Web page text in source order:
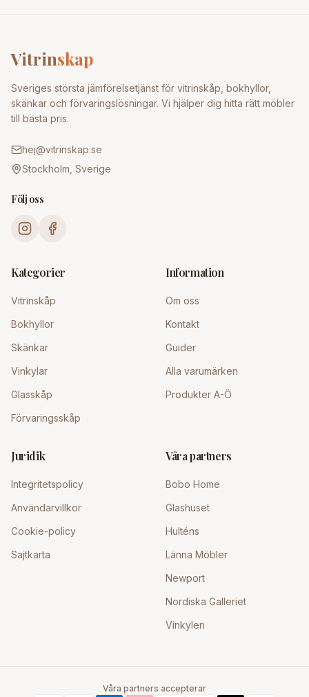
Vitrinskap
Sveriges största jämförelsetjänst för vitrinskåp, bokhyllor,
skänkar och förvaringslösningar. Vi hjälper dig hitta rätt möbler
till bästa pris.
hej@vitrinskap.se
Stockholm, Sverige
Följ oss
Kategorier
Vitrinskåp
Bokhyllor
Skänkar
Vinkylar
Glasskåp
Förvaringsskåp
Information
Om oss
Kontakt
Guider
Alla varumärken
Produkter A-Ö
Juridik
Integritetspolicy
Användarvillkor
Cookie-policy
Sajtkarta
Våra partners
Bobo Home
Glashuset
Hulténs
Länna Möbler
Newport
Nordiska Galleriet
Vinkylen
Våra partners accepterar